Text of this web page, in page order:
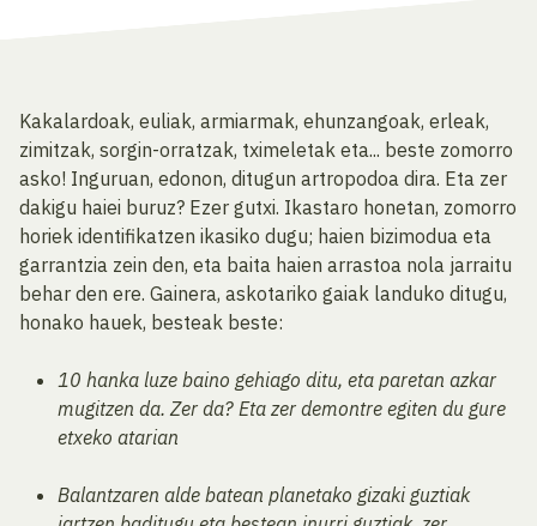
Kakalardoak, euliak, armiarmak, ehunzangoak, erleak,
zimitzak, sorgin-orratzak, tximeletak eta... beste zomorro
asko! Inguruan, edonon, ditugun artropodoa dira. Eta zer
dakigu haiei buruz? Ezer gutxi. Ikastaro honetan, zomorro
horiek identifikatzen ikasiko dugu; haien bizimodua eta
garrantzia zein den, eta baita haien arrastoa nola jarraitu
behar den ere. Gainera, askotariko gaiak landuko ditugu,
honako hauek, besteak beste:
10 hanka luze baino gehiago ditu, eta paretan azkar
mugitzen da. Zer da? Eta zer demontre egiten du gure
etxeko atarian
Balantzaren alde batean planetako gizaki guztiak